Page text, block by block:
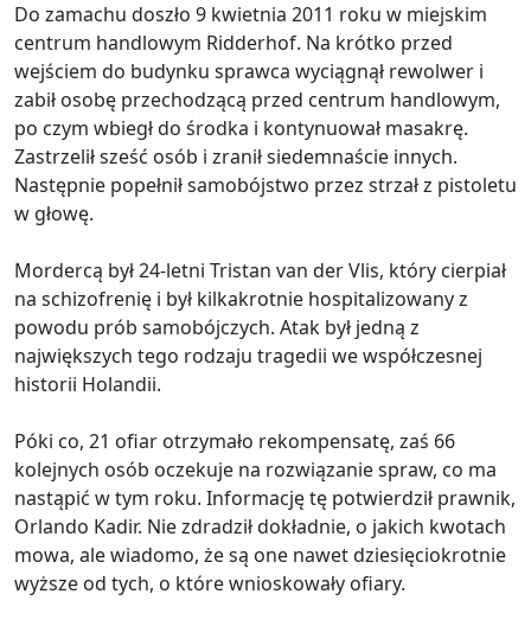
Do zamachu doszło 9 kwietnia 2011 roku w miejskim
centrum handlowym Ridderhof. Na krótko przed
wejściem do budynku sprawca wyciągnął rewolwer i
zabił osobę przechodzącą przed centrum handlowym,
po czym wbiegł do środka i kontynuował masakrę.
Zastrzelił sześć osób i zranił siedemnaście innych.
Następnie popełnił samobójstwo przez strzał z pistoletu
w głowę.
Mordercą był 24-letni Tristan van der Vlis, który cierpiał
na schizofrenię i był kilkakrotnie hospitalizowany z
powodu prób samobójczych. Atak był jedną z
największych tego rodzaju tragedii we współczesnej
historii Holandii.
Póki co, 21 ofiar otrzymało rekompensatę, zaś 66
kolejnych osób oczekuje na rozwiązanie spraw, co ma
nastąpić w tym roku. Informację tę potwierdził prawnik,
Orlando Kadir. Nie zdradził dokładnie, o jakich kwotach
mowa, ale wiadomo, że są one nawet dziesięciokrotnie
wyższe od tych, o które wnioskowały ofiary.